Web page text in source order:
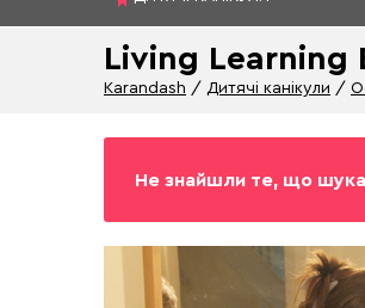
Living Learning
Karandash Дитячі канікули
Не знайшли те, що